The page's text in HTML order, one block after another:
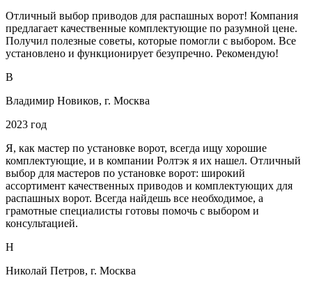
Отличный выбор приводов для распашных ворот! Компания
предлагает качественные комплектующие по разумной цене.
Получил полезные советы, которые помогли с выбором. Все
установлено и функционирует безупречно. Рекомендую!
В
Владимир Новиков, г. Москва
2023 год
Я, как мастер по установке ворот, всегда ищу хорошие
комплектующие, и в компании Ролтэк я их нашел. Отличный
выбор для мастеров по установке ворот: широкий
ассортимент качественных приводов и комплектующих для
распашных ворот. Всегда найдешь все необходимое, а
грамотные специалисты готовы помочь с выбором и
консультацией.
Н
Николай Петров, г. Москва